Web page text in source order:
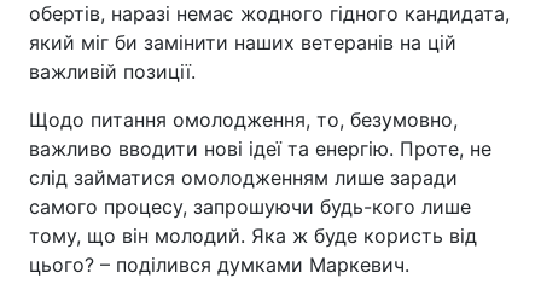
обертів, наразі немає жодного гідного кандидата,
який міг би замінити наших ветеранів на цій
важливій позиції.
Щодо питання омолодження, то, безумовно,
важливо вводити нові ідеї та енергію. Проте, не
слід займатися омолодженням лише заради
самого процесу, запрошуючи будь-кого лише
тому, що він молодий. Яка ж буде користь від
цього? – поділився думками Маркевич.